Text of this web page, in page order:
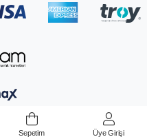
Sepetim Üye Girişi